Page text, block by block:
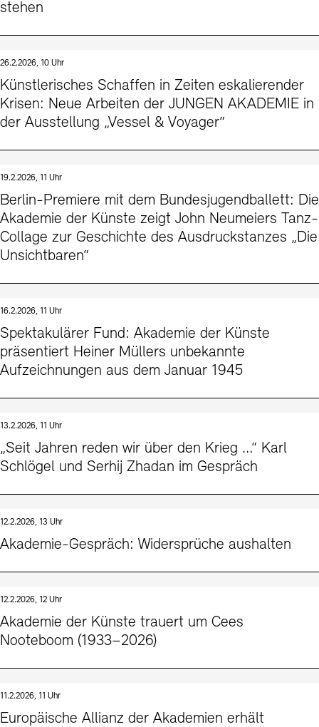
stehen
26.2.2026, 10 Uhr
Künstlerisches Schaffen in Zeiten eskalierender
Krisen: Neue Arbeiten der JUNGEN AKADEMIE in
der Ausstellung „Vessel & Voyager“
19.2.2026, 11 Uhr
Berlin-Premiere mit dem Bundesjugendballett: Die
Akademie der Künste zeigt John Neumeiers Tanz-
Collage zur Geschichte des Ausdruckstanzes „Die
Unsichtbaren“
16.2.2026, 11 Uhr
Spektakulärer Fund: Akademie der Künste
präsentiert Heiner Müllers unbekannte
Aufzeichnungen aus dem Januar 1945
13.2.2026, 11 Uhr
„Seit Jahren reden wir über den Krieg …“ Karl
Schlögel und Serhij Zhadan im Gespräch
12.2.2026, 13 Uhr
Akademie-Gespräch: Widersprüche aushalten
12.2.2026, 12 Uhr
Akademie der Künste trauert um Cees
Nooteboom (1933–2026)
11.2.2026, 11 Uhr
Europäische Allianz der Akademien erhält